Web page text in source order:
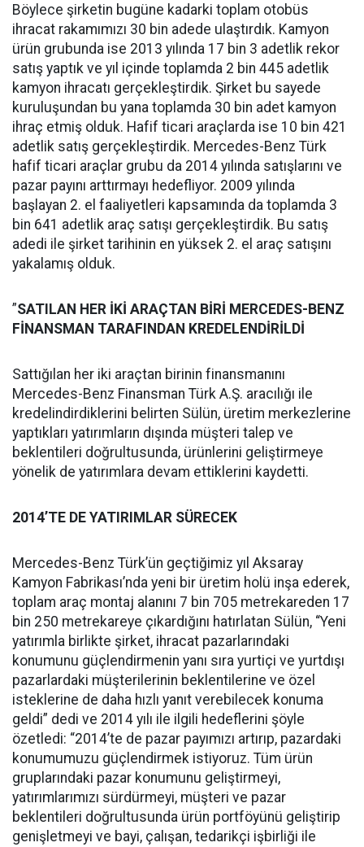
Böylece şirketin bugüne kadarki toplam otobüs
ihracat rakamımızı 30 bin adede ulaştırdık. Kamyon
ürün grubunda ise 2013 yılında 17 bin 3 adetlik rekor
satış yaptık ve yıl içinde toplamda 2 bin 445 adetlik
kamyon ihracatı gerçekleştirdik. Şirket bu sayede
kuruluşundan bu yana toplamda 30 bin adet kamyon
ihraç etmiş olduk. Hafif ticari araçlarda ise 10 bin 421
adetlik satış gerçekleştirdik. Mercedes-Benz Türk
hafif ticari araçlar grubu da 2014 yılında satışlarını ve
pazar payını arttırmayı hedefliyor. 2009 yılında
başlayan 2. el faaliyetleri kapsamında da toplamda 3
bin 641 adetlik araç satışı gerçekleştirdik. Bu satış
adedi ile şirket tarihinin en yüksek 2. el araç satışını
yakalamış olduk.
”SATILAN HER İKİ ARAÇTAN BİRİ MERCEDES-BENZ
FİNANSMAN TARAFINDAN KREDELENDİRİLDİ
Sattığılan her iki araçtan birinin finansmanını
Mercedes-Benz Finansman Türk A.Ş. aracılığı ile
kredelindirdiklerini belirten Sülün, üretim merkezlerine
yaptıkları yatırımların dışında müşteri talep ve
beklentileri doğrultusunda, ürünlerini geliştirmeye
yönelik de yatırımlara devam ettiklerini kaydetti.
2014’TE DE YATIRIMLAR SÜRECEK
Mercedes-Benz Türk’ün geçtiğimiz yıl Aksaray
Kamyon Fabrikası’nda yeni bir üretim holü inşa ederek,
toplam araç montaj alanını 7 bin 705 metrekareden 17
bin 250 metrekareye çıkardığını hatırlatan Sülün, “Yeni
yatırımla birlikte şirket, ihracat pazarlarındaki
konumunu güçlendirmenin yanı sıra yurtiçi ve yurtdışı
pazarlardaki müşterilerinin beklentilerine ve özel
isteklerine de daha hızlı yanıt verebilecek konuma
geldi” dedi ve 2014 yılı ile ilgili hedeflerini şöyle
özetledi: “2014’te de pazar payımızı artırıp, pazardaki
konumumuzu güçlendirmek istiyoruz. Tüm ürün
gruplarındaki pazar konumunu geliştirmeyi,
yatırımlarımızı sürdürmeyi, müşteri ve pazar
beklentileri doğrultusunda ürün portföyünü geliştirip
genişletmeyi ve bayi, çalışan, tedarikçi işbirliği ile